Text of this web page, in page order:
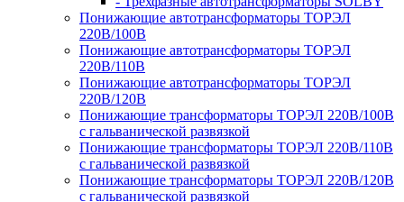
Понижающие автотрансформаторы ТОРЭЛ
220В/100В
Понижающие автотрансформаторы ТОРЭЛ
220В/110В
Понижающие автотрансформаторы ТОРЭЛ
220В/120В
Понижающие трансформаторы ТОРЭЛ 220В/100В
с гальванической развязкой
Понижающие трансформаторы ТОРЭЛ 220В/110В
с гальванической развязкой
Понижающие трансформаторы ТОРЭЛ 220В/120В
с гальванической развязкой